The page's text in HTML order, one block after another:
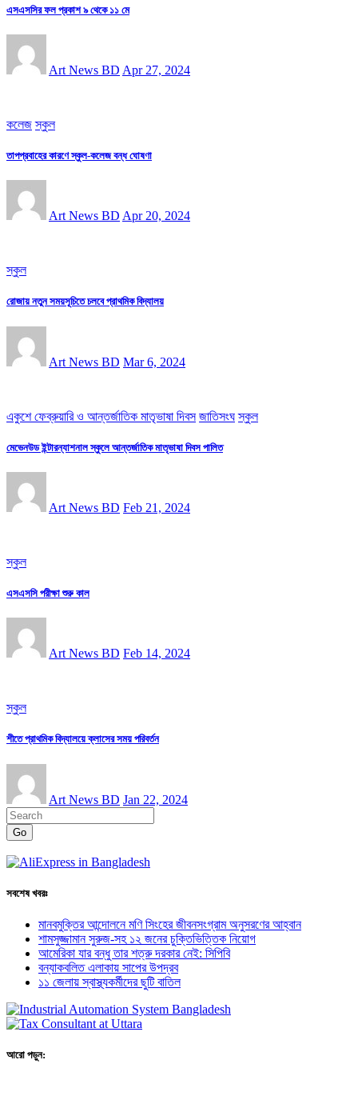
এসএসসির ফল প্রকাশ ৯ থেকে ১১ মে
Art News BD Apr 27, 2024
কলেজ স্কুল
তাপপ্রবাহের কারণে স্কুল-কলেজ বন্ধ ঘোষণা
Art News BD Apr 20, 2024
স্কুল
রোজায় নতুন সময়সূচিতে চলবে প্রাথমিক বিদ্যালয়
Art News BD Mar 6, 2024
একুশে ফেব্রুয়ারি ও আন্তর্জাতিক মাতৃভাষা দিবস জাতিসংঘ স্কুল
মেভেনউড ইন্টারন্যাশনাল স্কুলে আন্তর্জাতিক মাতৃভাষা দিবস পালিত
Art News BD Feb 21, 2024
স্কুল
এসএসসি পরীক্ষা শুরু কাল
Art News BD Feb 14, 2024
স্কুল
শীতে প্রাথমিক বিদ্যালয়ে ক্লাসের সময় পরিবর্তন
Art News BD Jan 22, 2024
Go
সবশেষ খবরঃ
মানবমুক্তির আন্দোলনে মণি সিংহের জীবনসংগ্রাম অনুসরণের আহ্বান
শামসুজ্জামান সুরুজ-সহ ১২ জনের চুক্তিভিত্তিক নিয়োগ
আমেরিকা যার বন্ধু তার শত্রু দরকার নেই: সিপিবি
বন্যাকবলিত এলাকায় সাপের উপদ্রব
১১ জেলায় স্বাস্থ্যকর্মীদের ছুটি বাতিল
আরো পড়ুন: